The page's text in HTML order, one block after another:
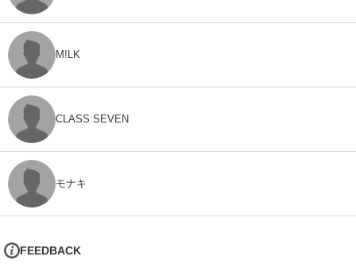
M!LK
CLASS SEVEN
モナキ
FEEDBACK